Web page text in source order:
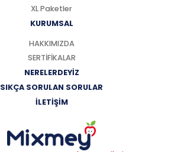
XL Paketler
KURUMSAL
HAKKIMIZDA
SERTİFİKALAR
NERELERDEYİZ
SIKÇA SORULAN SORULAR
İLETİŞİM